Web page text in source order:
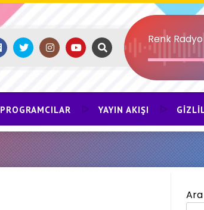
Renk Radyo
PROGRAMCILAR YAYIN AKIŞI
Ara